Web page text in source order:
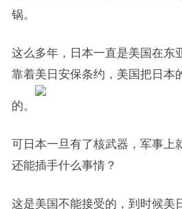
锅。
这么多年，日本一直是美国在东
靠着美日安保条约，美国把日本
的。
可日本一旦有了核武器，军事上
还能插手什么事情？
这是美国不能接受的，到时候美